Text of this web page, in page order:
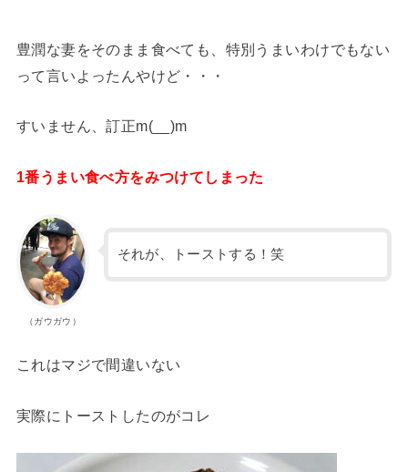
豊潤な妻をそのまま食べても、特別うまいわけでもない
って言いよったんやけど・・・
すいません、訂正m(__)m
1番うまい食べ方をみつけてしまった
（ガウガウ）
それが、トーストする！笑
これはマジで間違いない
実際にトーストしたのがコレ